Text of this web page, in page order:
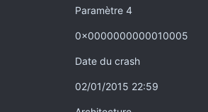
Paramètre 4
0x0000000000010005
Date du crash
02/01/2015 22:59